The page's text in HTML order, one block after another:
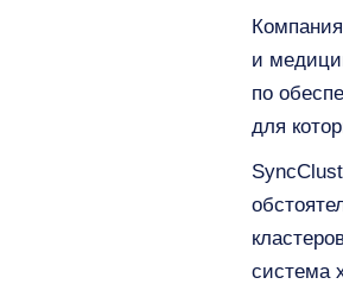
и
по
для
система